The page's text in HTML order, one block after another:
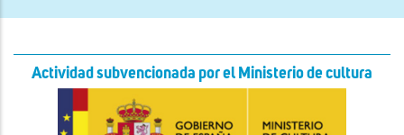
Actividad subvencionada por el Ministerio de cultura